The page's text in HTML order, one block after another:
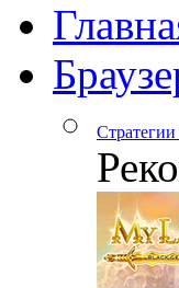
Стратегии